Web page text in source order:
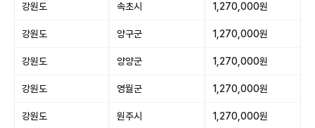
강원도 속초시 1,270,000원
강원도 양구군 1,270,000원
강원도 양양군 1,270,000원
강원도 영월군 1,270,000원
강원도 원주시 1,270,000원